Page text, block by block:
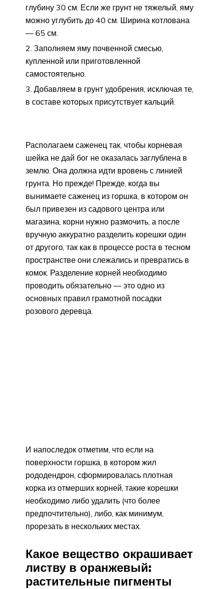
глубину 30 см. Если же грунт не тяжелый, яму
можно углубить до 40 см. Ширина котлована
— 65 см.
Заполняем яму почвенной смесью,
купленной или приготовленной
самостоятельно.
Добавляем в грунт удобрения, исключая те,
в составе которых присутствует кальций.
Располагаем саженец так, чтобы корневая
шейка не дай бог не оказалась заглублена в
землю. Она должна идти вровень с линией
грунта. Но прежде! Прежде, когда вы
вынимаете саженец из горшка, в котором он
был привезен из садового центра или
магазина, корни нужно размочить, а после
вручную аккуратно разделить корешки один
от другого, так как в процессе роста в тесном
пространстве они слежались и превратись в
комок. Разделение корней необходимо
проводить обязательно — это одно из
основных правил грамотной посадки
розового деревца.
И напоследок отметим, что если на
поверхности горшка, в котором жил
рододендрон, сформировалась плотная
корка из отмерших корней, такие корешки
необходимо либо удалить (что более
предпочтительно), либо, как минимум,
прорезать в нескольких местах.
Какое вещество окрашивает
листву в оранжевый:
растительные пигменты